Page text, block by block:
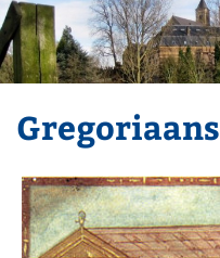
Gregoriaans